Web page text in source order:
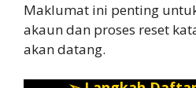
Maklumat ini penting
akaun dan proses reset
akan datang.